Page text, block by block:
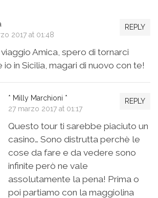
REPLY
2017 at 01:48
Amica, spero di tornarci
io in Sicilia, magari di nuovo con te!
REPLY
* Milly Marchioni *
27 marzo 2017 at 01:17
Questo tour ti sarebbe piaciuto un
casino… Sono distrutta perchè le
cose da fare e da vedere sono
infinite però ne vale
assolutamente la pena! Prima o
poi partiamo con la maggiolina